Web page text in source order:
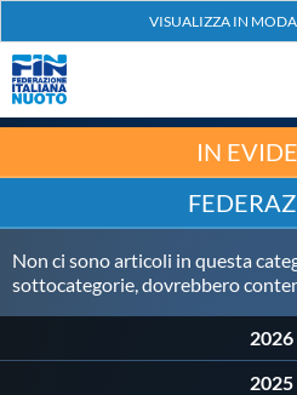
Nuoto
Tuffi
Artistico
IN
Non ci sono articoli in questa
sottocategorie, dovrebbero
2026
2025